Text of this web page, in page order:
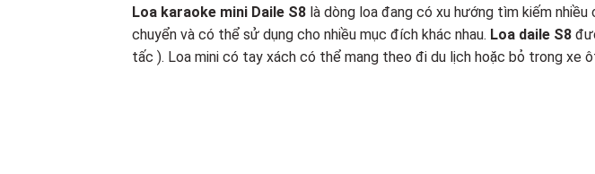
Loa karaoke mini Daile S8 là dòng loa đang có xu hướng tìm kiếm
chuyển và có thể sử dụng cho nhiều mục đích khác nhau. Loa daile S8
tấc ). Loa mini có tay xách có thể mang theo đi du lịch hoặc bỏ trong xe